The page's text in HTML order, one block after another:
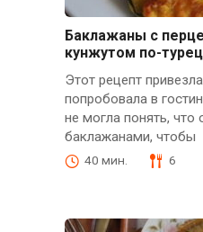
Баклажаны с
кунжутом по-
Этот рецепт
попробовала в
не могла понять, что
баклажанами, чтобы
40 мин. 6